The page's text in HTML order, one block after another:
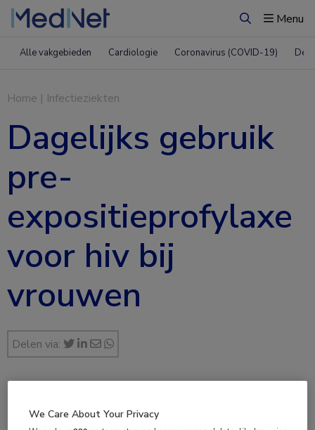
ZoekenMenu
Alle vakgebieden Cardiologie Coronavirus (COVID-19)
Home | Infectieziekten
Dagelijks gebruik
pre-
expositieprofylaxe
voor hiv bij
vrouwen
Delen via:
We Care About Your Privacy